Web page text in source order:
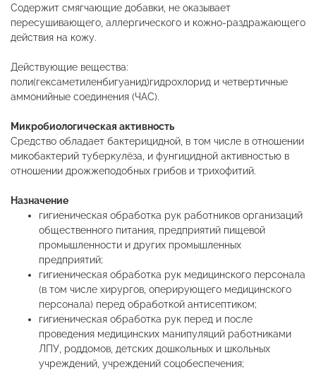
Содержит смягчающие добавки, не оказывает
пересушивающего, аллергического и кожно-раздражающего
действия на кожу.
Действующие вещества:
поли(гексаметиленбигуанид)гидрохлорид и четвертичные
аммонийные соединения (ЧАС).
Микробиологическая активность
Средство обладает бактерицидной, в том числе в отношении
микобактерий туберкулёза, и фунгицидной активностью в
отношении дрожжеподобных грибов и трихофитий.
Назначение
гигиеническая обработка рук работников организаций
общественного питания, предприятий пищевой
промышленности и других промышленных
предприятий;
гигиеническая обработка рук медицинского персонала
(в том числе хирургов, оперирующего медицинского
персонала) перед обработкой антисептиком;
гигиеническая обработка рук перед и после
проведения медицинских манипуляций работниками
ЛПУ, роддомов, детских дошкольных и школьных
учреждений, учреждений соцобеспечения;